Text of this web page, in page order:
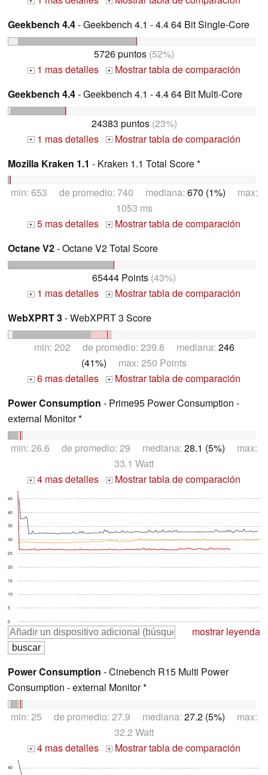
Geekbench 4.4- Geekbench 4.1 - 4.4 64 Bit Single-Core
5726 puntos (52%)
+ 1 mas detalles +
Mostrar tabla de comparación
Geekbench 4.4- Geekbench 4.1 - 4.4 64 Bit Multi-Core
24383 puntos(23%)
+ 1 mas detalles +
Mostrar tabla de comparación
Mozilla Kraken 1.1 - Kraken 1.1 Total Score *
min: 653 de promedio: 740 mediana: 670 (1%) max:
1053 ms
+ 5 mas detalles +
Mostrar tabla de comparación
Octane V2- Octane V2 Total Score
65444 Points (43%)
+ 1 mas detalles +
Mostrar tabla de comparación
WebXPRT 3- WebXPRT 3 Score
min: 202 de promedio: 239.8 mediana: 246
(41%) max: 250 Points
+ 6 mas detalles +
Mostrar tabla de comparación
Power Consumption - Prime95 Power Consumption -
external Monitor *
min: 26.6 de promedio: 29 mediana: 28.1 (5%) max:
33.1 Watt
+ 4 mas detalles + Mostrar tabla de comparación
0
5
10
15
20
25
30
35
40
45
mostrar leyenda
Power Consumption - Cinebench R15 Multi Power
Consumption - external Monitor *
min: 25 de promedio: 27.9 mediana: 27.2 (5%) max:
32.2 Watt
+ 4 mas detalles + Mostrar tabla de comparación
40